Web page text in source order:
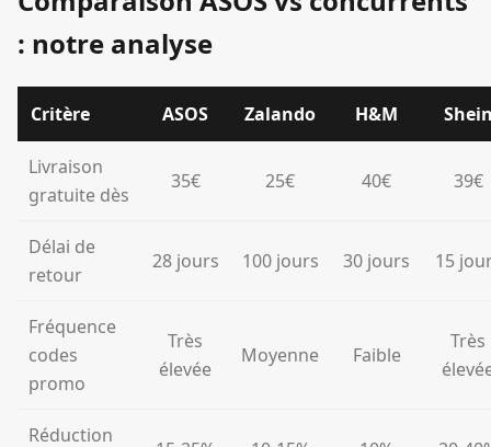
: notre analyse
Critère ASOS Zalando H&M
Livraison
gratuite dès
35€ 25€ 40€ 39€
Délai de
retour
28 jours 100 jours 30 jours 15
Fréquence
codes
promo
Très
élevée
Moyenne Faible
Très
Réduction